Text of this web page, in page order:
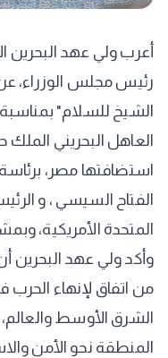
أعرب ولي عهد البحرين
رئيس مجلس الوزراء،
الشيخ للسلام" بمناسبة
العاهل البحريني
استضافتها مصر،
الفتاح السيسي ، و
المتحدة الأمريكية،
وأكد ولي عهد البحرين
من اتفاق لإنهاء
الشرق الأوسط
المنطقة نحو الأمن